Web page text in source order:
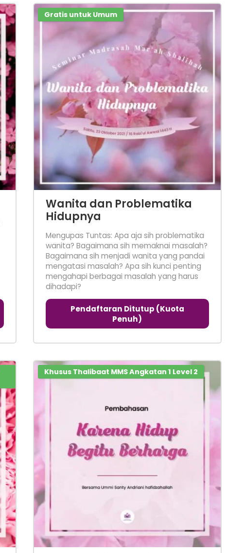
Gratis untuk Umum
Wanita dan Problematika
Hidupnya
Mengupas Tuntas: Apa aja sih problematika
wanita? Bagaimana sih memaknai masalah?
Bagaimana sih menjadi wanita yang pandai
mengatasi masalah? Apa sih kunci penting
mengahapi berbagai masalah yang harus
dihadapi?
Pendaftaran Ditutup (Kuota
Penuh)
Khusus Thalibaat MMS Angkatan 1 Level 2